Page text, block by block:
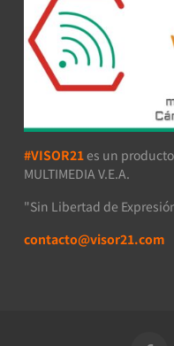
#VISOR21 es un
MULTIMEDIA V.E.A.
"Sin Libertad de
contacto@visor21.com